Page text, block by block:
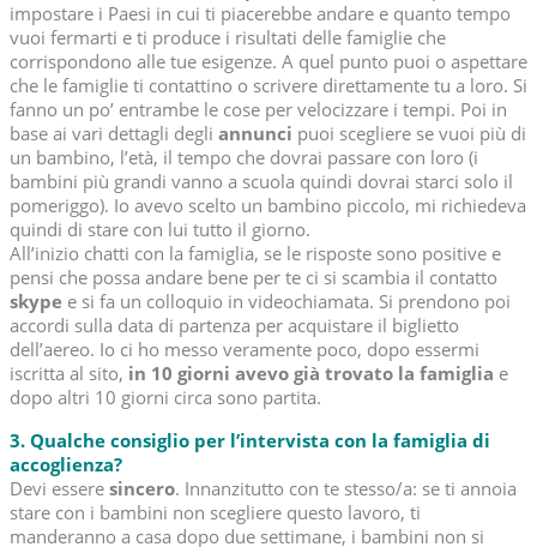
impostare i Paesi in cui ti piacerebbe andare e quanto tempo
vuoi fermarti e ti produce i risultati delle famiglie che
corrispondono alle tue esigenze. A quel punto puoi o aspettare
che le famiglie ti contattino o scrivere direttamente tu a loro. Si
fanno un po’ entrambe le cose per velocizzare i tempi. Poi in
base ai vari dettagli degli annunci puoi scegliere se vuoi più di
un bambino, l’età, il tempo che dovrai passare con loro (i
bambini più grandi vanno a scuola quindi dovrai starci solo il
pomeriggo). Io avevo scelto un bambino piccolo, mi richiedeva
quindi di stare con lui tutto il giorno.
All’inizio chatti con la famiglia, se le risposte sono positive e
pensi che possa andare bene per te ci si scambia il contatto
skype e si fa un colloquio in videochiamata. Si prendono poi
accordi sulla data di partenza per acquistare il biglietto
dell’aereo. Io ci ho messo veramente poco, dopo essermi
iscritta al sito, in 10 giorni avevo già trovato la famiglia e
dopo altri 10 giorni circa sono partita.
3. Qualche consiglio per l’intervista con la famiglia di
accoglienza?
Devi essere sincero. Innanzitutto con te stesso/a: se ti annoia
stare con i bambini non scegliere questo lavoro, ti
manderanno a casa dopo due settimane, i bambini non si